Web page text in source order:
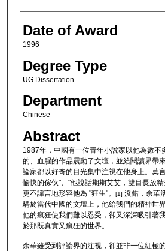
Date of Award
1996
Degree Type
UG Dissertation
Department
Chinese
Abstract
1987年，中國有一位青年小說家以他為數不
的、血腥的作品震動了文壇，並給閱讀界帶
論家都以好奇的目光集中注視在他身上。莫
愉快的傢伙"、"他說話期期艾艾，雙目長放精
更不諱言地形容他為 "狂生"。
[1] 沒錯，余華
騁於當代中國的文壇上，他給我們的精神世
他的瘋狂使我們難以忍受，卻又深深吸引著
於那既真實又瘋狂的世界。
余華雖受到評論界的注視，卻並非一位紅極